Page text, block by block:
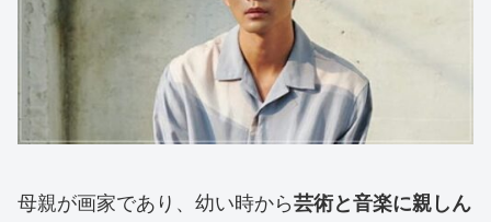
母親が画家であり、幼い時から芸術と音楽に親しん